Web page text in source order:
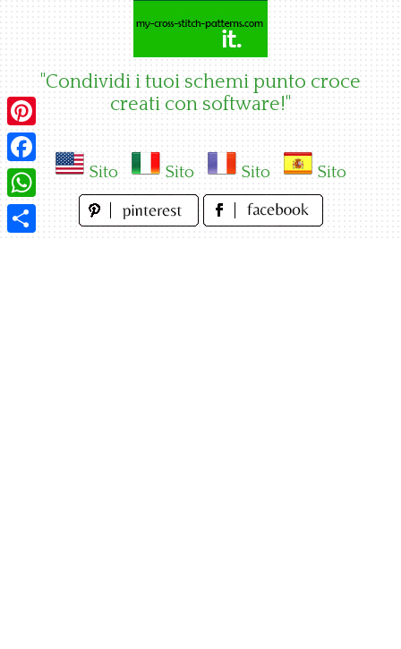
"Condividi i tuoi schemi punto croce
creati con software!"
Sito Sito Sito Sito
Pinterest
Facebook
WhatsApp